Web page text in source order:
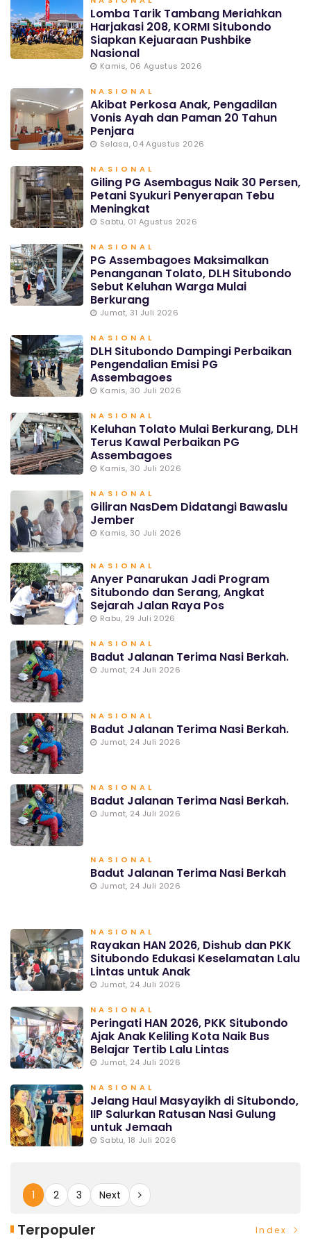
Lomba Tarik Tambang Meriahkan
Harjakasi 208, KORMI Situbondo
Siapkan Kejuaraan Pushbike
Nasional
Kamis, 06 Agustus 2026
NASIONAL
Akibat Perkosa Anak, Pengadilan
Vonis Ayah dan Paman 20 Tahun
Penjara
Selasa, 04 Agustus 2026
NASIONAL
Giling PG Asembagus Naik 30 Persen,
Petani Syukuri Penyerapan Tebu
Meningkat
Sabtu, 01 Agustus 2026
NASIONAL
PG Assembagoes Maksimalkan
Penanganan Tolato, DLH Situbondo
Sebut Keluhan Warga Mulai
Berkurang
Jumat, 31 Juli 2026
NASIONAL
DLH Situbondo Dampingi Perbaikan
Pengendalian Emisi PG
Assembagoes
Kamis, 30 Juli 2026
NASIONAL
Keluhan Tolato Mulai Berkurang, DLH
Terus Kawal Perbaikan PG
Assembagoes
Kamis, 30 Juli 2026
NASIONAL
Giliran NasDem Didatangi Bawaslu
Jember
Kamis, 30 Juli 2026
NASIONAL
Anyer Panarukan Jadi Program
Situbondo dan Serang, Angkat
Sejarah Jalan Raya Pos
Rabu, 29 Juli 2026
NASIONAL
Badut Jalanan Terima Nasi Berkah.
Jumat, 24 Juli 2026
NASIONAL
Badut Jalanan Terima Nasi Berkah.
Jumat, 24 Juli 2026
NASIONAL
Badut Jalanan Terima Nasi Berkah.
Jumat, 24 Juli 2026
NASIONAL
Badut Jalanan Terima Nasi Berkah
Jumat, 24 Juli 2026
NASIONAL
Rayakan HAN 2026, Dishub dan PKK
Situbondo Edukasi Keselamatan Lalu
Lintas untuk Anak
Jumat, 24 Juli 2026
NASIONAL
Peringati HAN 2026, PKK Situbondo
Ajak Anak Keliling Kota Naik Bus
Belajar Tertib Lalu Lintas
Jumat, 24 Juli 2026
NASIONAL
Jelang Haul Masyayikh di Situbondo,
IIP Salurkan Ratusan Nasi Gulung
untuk Jemaah
Sabtu, 18 Juli 2026
1 2 3 Next
Terpopuler Index